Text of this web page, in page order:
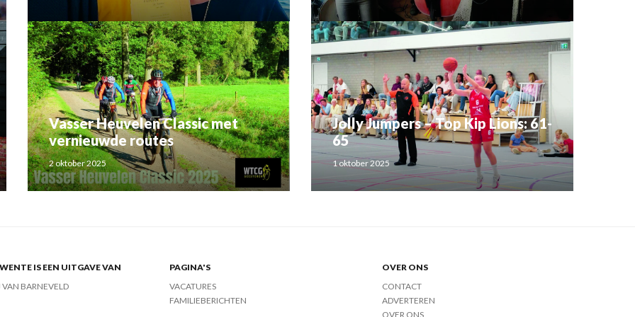
Rahma el Mouden
Vasser Heuvelen Classic met
vernieuwde routes
2 oktober 2025
Jolly Jumpers – Top Kip Lions: 61-
65
1 oktober 2025
IS EEN UITGAVE VAN
VAN BARNEVELD
PAGINA'S
VACATURES
FAMILIEBERICHTEN
OVER ONS
CONTACT
ADVERTEREN
OVER ONS